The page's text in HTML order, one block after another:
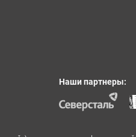
Наши партнеры: